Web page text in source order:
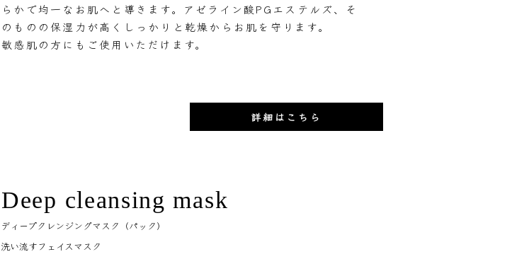
らかで均一なお肌へと導きます。アゼライン酸PGエステルズ、そ
のものの保湿力が高くしっかりと乾燥から​お肌を守ります。
敏感肌の方にもご使用いただけます。
詳細はこちら
Deep cleansing mask
ディープクレンジングマスク（パック）
洗い流すフェイスマスク